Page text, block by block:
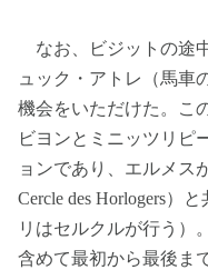
なお、ビジットの途
ュック・アトレ（馬車
機会をいただけた。こ
ビヨンとミニッツリピ
ョンであり、エルメス
Cercle des Horlogers）
リはセルクルが行う）
含めて最初から最後ま